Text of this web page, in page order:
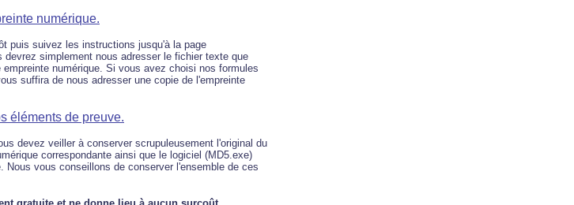
numérique.
puis suivez les instructions jusqu'à la page
simplement nous adresser le fichier texte que
numérique. Si vous avez choisi nos formules
suffira de nous adresser une copie de l'empreinte
éléments de preuve.
devez veiller à conserver scrupuleusement l'original du
correspondante ainsi que le logiciel (MD5.exe)
Nous vous conseillons de conserver l'ensemble de ces